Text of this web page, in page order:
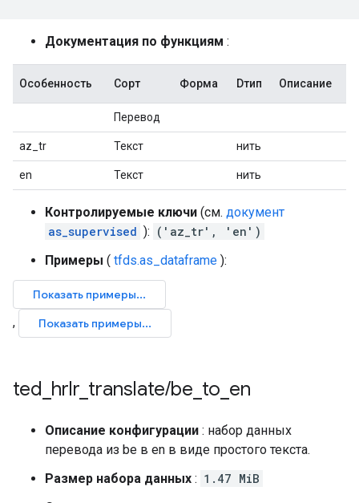
Документация по функциям :
Особенность Сорт Форма Dтип Описание
Перевод
az_tr Текст нить
en Текст нить
Контролируемые ключи (см. документ
as_supervised ): ('az_tr', 'en')
Примеры ( tfds.as_dataframe ):
ted hrlr translate/be to en
Описание конфигурации : набор данных
перевода из be в en в виде простого текста.
Размер набора данных : 1.47 MiB